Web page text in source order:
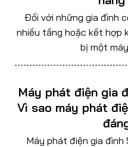
Đối với những gia đình
nhiều tầng hoặc kết hợp
bị một
Máy phát điện gia
Vì sao máy phát
Máy phát điện gia